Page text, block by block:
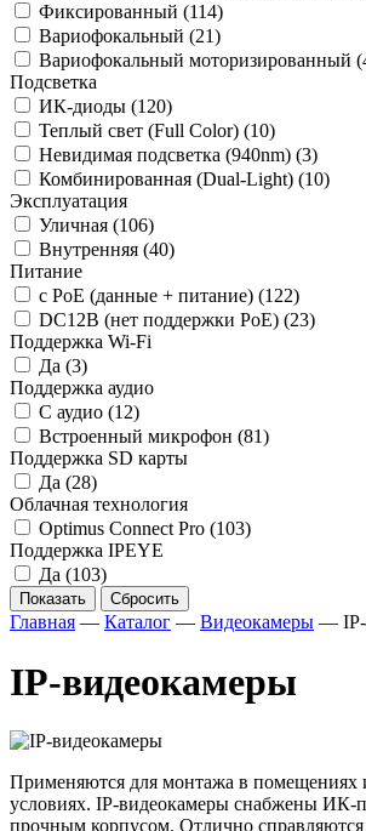
Фиксированный (114)
Вариофокальный (21)
Вариофокальный моторизированный
Подсветка
ИК-диоды (120)
Теплый свет (Full Color) (10)
Невидимая подсветка (940nm) (3)
Комбинированная (Dual-Light) (10)
Эксплуатация
Уличная (106)
Внутренняя (40)
Питание
с PoE (данные + питание) (122)
DC12В (нет поддержки PoE) (23)
Поддержка Wi-Fi
Да (3)
Поддержка аудио
С аудио (12)
Встроенный микрофон (81)
Поддержка SD карты
Да (28)
Облачная технология
Optimus Connect Pro (103)
Поддержка IPEYE
Да (103)
Показать Сбросить
Главная — Каталог — Видеокамеры —
IP-видеокамеры
Применяются для монтажа в помещениях
условиях. IP-видеокамеры снабжены ИК-
прочным корпусом. Отлично справляются